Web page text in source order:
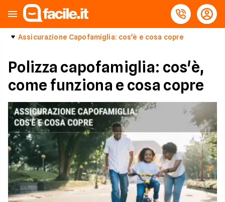
Assicurazione Capofamiglia: cos'è e cosa copre
Polizza capofamiglia: cos'è,
come funziona e cosa copre